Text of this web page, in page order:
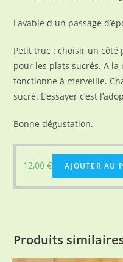
Lavable d un passage
Petit truc : choisir un côté
pour les plats sucrés. A la
fonctionne à merveille.
sucré. L’essayer c’est
Bonne dégustation.
12,00€ AJOUTER AU
Produits